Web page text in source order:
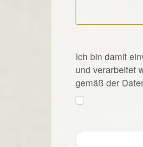
Ich bin damit
und verarbeitet
gemäß der